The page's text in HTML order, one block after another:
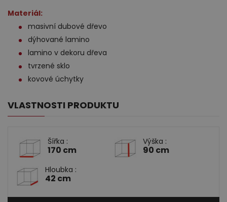
Materiál:
masivní dubové dřevo
dýhované lamino
lamino v dekoru dřeva
tvrzené sklo
kovové úchytky
VLASTNOSTI PRODUKTU
Šířka :
170 cm
Výška :
90 cm
Hloubka :
42 cm